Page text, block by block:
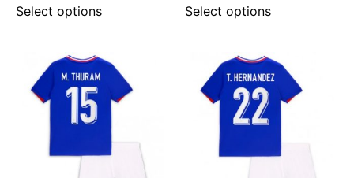
Select options Select options